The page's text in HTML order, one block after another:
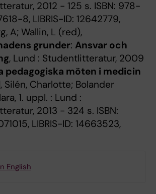
2012 - 125 s. ISBN: 978-
8, LIBRIS-ID: 12642779,
A; Wallin, L (red),
grunder: Ansvar och
, Lund : Studentlitteratur, 2009
pedagogiska möten i medicin
, Silén, Charlotte; Bolander
1. uppl. : Lund :
2013 - 324 s. ISBN:
LIBRIS-ID: 14663523,
English